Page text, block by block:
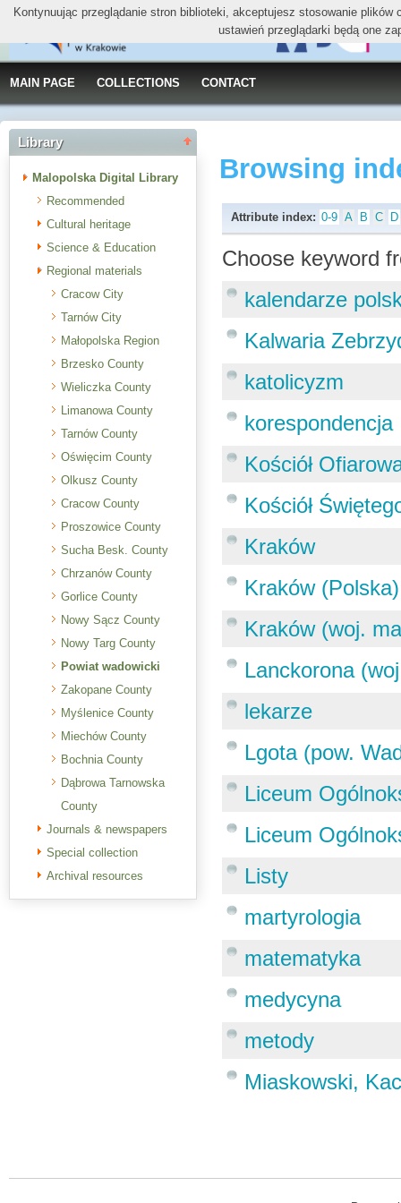
MAIN PAGE COLLECTIONS CONTACT
Library
Malopolska Digital Library
Recommended
Cultural heritage
Science & Education
Regional materials
Cracow City
Tarnów City
Małopolska Region
Brzesko County
Wieliczka County
Limanowa County
Tarnów County
Oświęcim County
Olkusz County
Cracow County
Proszowice County
Sucha Besk. County
Chrzanów County
Gorlice County
Nowy Sącz County
Nowy Targ County
Powiat wadowicki
Zakopane County
Myślenice County
Miechów County
Bochnia County
Dąbrowa Tarnowska
County
Journals & newspapers
Special collection
Archival resources
Browsing
Attribute index: 0-9 A B C D
Choose keyword
kalendarze
Kalwaria
katolicyzm
korespondencja
Kościół
Kościół
Kraków
Kraków (Polska)
Kraków (woj.
Lanckorona
lekarze
Lgota (pow.
Liceum
Liceum
Listy
martyrologia
matematyka
medycyna
metody
Miaskowski,
Kontynuując przeglądanie stron biblioteki, akceptujesz stosowanie
ustawień przeglądarki będą one